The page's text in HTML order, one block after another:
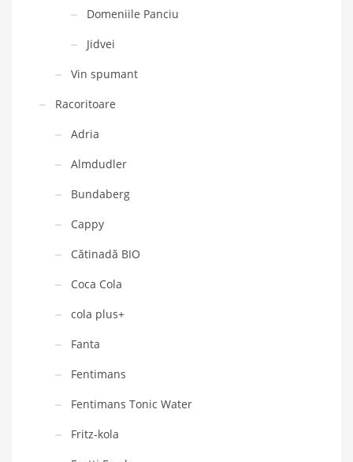
Domeniile Panciu
Jidvei
Vin spumant
Racoritoare
Adria
Almdudler
Bundaberg
Cappy
Cătinadă BIO
Coca Cola
cola plus+
Fanta
Fentimans
Fentimans Tonic Water
Fritz-kola